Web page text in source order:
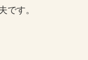
です。